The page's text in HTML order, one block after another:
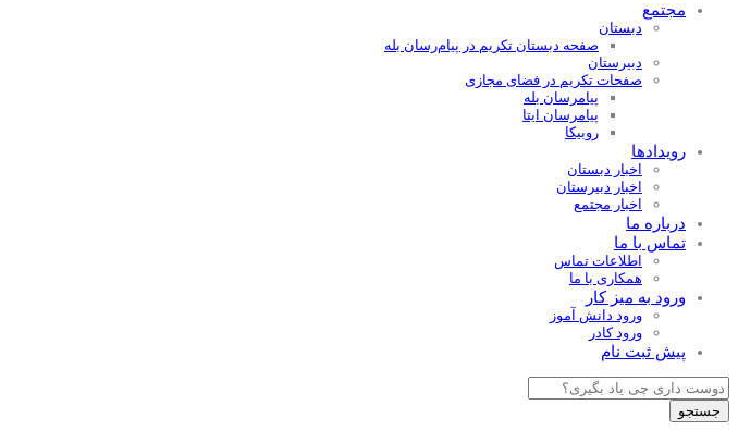
مجتمع
دبستان
صفحه دبستان تکریم در پیام‌رسان بله
دبیرستان
صفحات تکریم در فضای مجازی
پیامرسان بله
پیامرسان ایتا
روبیکا
رویدادها
اخبار دبستان
اخبار دبیرستان
اخبار مجتمع
درباره ما
تماس با ما
اطلاعات تماس
همکاری با ما
ورود به میز کار
ورود دانش آموز
ورود کادر
پیش ثبت نام
Products
search
جستجو